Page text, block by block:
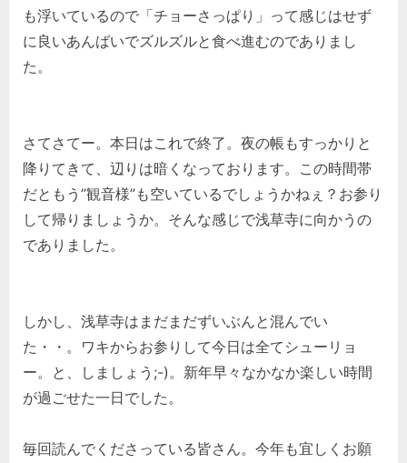
も浮いているので「チョーさっぱり」って感じはせず
に良いあんばいでズルズルと食べ進むのでありまし
た。
さてさてー。本日はこれで終了。夜の帳もすっかりと
降りてきて、辺りは暗くなっております。この時間帯
だともう”観音様”も空いているでしょうかねぇ？お参り
して帰りましょうか。そんな感じで浅草寺に向かうの
でありました。
しかし、浅草寺はまだまだずいぶんと混んでい
た・・。ワキからお参りして今日は全て シューリョ
ー。と、しましょう;-)。新年早々なかなか楽しい時間
が過ごせた一日でした。
毎回読んでくださっている皆さん。今年も宜しくお願